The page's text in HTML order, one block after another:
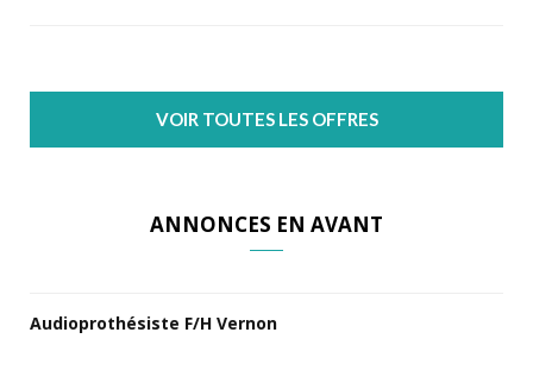
VOIR TOUTES LES OFFRES
ANNONCES EN AVANT
Audioprothésiste F/H Vernon